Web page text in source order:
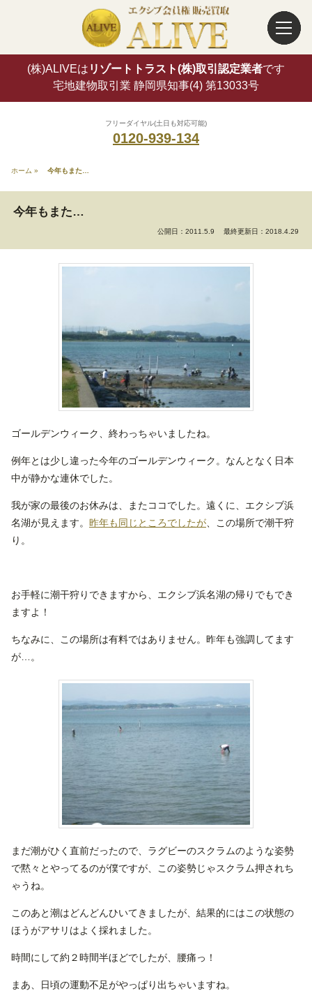
(株)ALIVEは リゾートトラスト(株)取引認定業者です
宅地建物取引業 静岡県知事(4) 第13033号
フリーダイヤル(土日も対応可能)
0120-939-134
ホーム » 今年もまた…
今年もまた…
公開日：2011.5.9 最終更新日：2018.4.29
ゴールデンウィーク、終わっちゃいましたね。
例年とは少し違った今年のゴールデンウィーク。なんとなく日本
中が静かな連休でした。
我が家の最後のお休みは、またココでした。遠くに、エクシブ浜
名湖が見えます。 昨年も同じところでしたが 、この場所で潮干狩
り。
お手軽に潮干狩りできますから、エクシブ浜名湖の帰りでもでき
ますよ！
ちなみに、この場所は有料ではありません。昨年も強調してます
が…。
まだ潮がひく直前だったので、ラグビーのスクラムのような姿勢
で黙々とやってるのが僕ですが、この姿勢じゃスクラム押されち
ゃうね。
このあと潮はどんどんひいてきましたが、結果的にはこの状態の
ほうがアサリはよく採れました。
時間にして約２時間半ほどでしたが、腰痛っ！
まあ、日頃の運動不足がやっぱり出ちゃいますね。